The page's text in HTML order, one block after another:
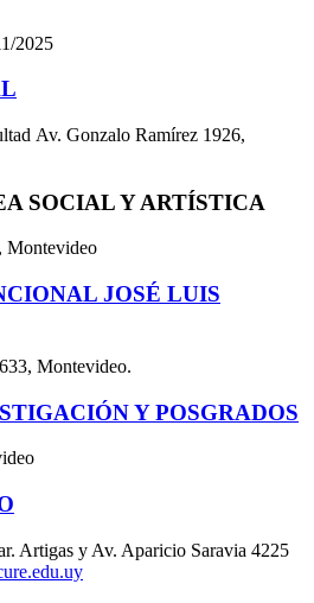
2025
Av. Gonzalo Ramírez 1926,
SOCIAL Y ARTÍSTICA
Montevideo
JOSÉ LUIS
Montevideo.
Y POSGRADOS
Artigas y Av. Aparicio Saravia 4225